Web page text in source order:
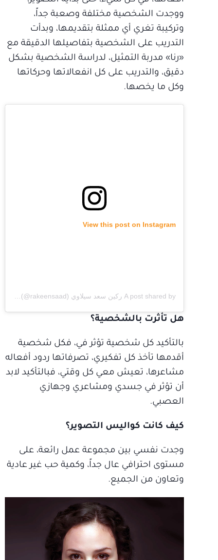
ووجدت الشخصية مختلفة وصعبة جداً،
وتركيبة تغري أي ممثلة بتقديمها، وبدأت
التدريب على الشخصية بتفاصيلها الدقيقة مع
«رنا» مدربة التمثيل، لدراسة الشخصية بشكل
دقيق، والتدريب على كل انفعالاتها وحركاتها
وكل ما يخصها.
View this post on Instagram
هل تأثرت بالشخصية؟
بالتأكيد كل شخصية تؤثر في، فكل شخصية
أقدمها تأخذ كل تفكيري، تصرفاتها ردود أفعاله
مشاعرها، تعيش معي كل وقتي، فبالتأكيد لابد
أن تؤثر في جسدي ومشاعري وجهازي
العصبي.
كيف كانت كواليس التصوير؟
وجدت نفسي بين مجموعة عمل رائعة، على
مستوى احترافي عال جداً، وكمية حب غير عادية
وتعاون من الجميع.